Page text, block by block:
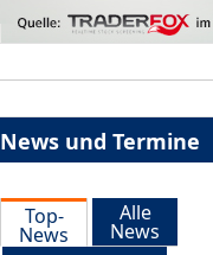
News und Termine
Top-
News
Alle
News